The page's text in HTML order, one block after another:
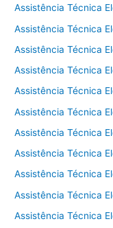
Assistência Técnica
Assistência Técnica
Assistência Técnica
Assistência Técnica
Assistência Técnica
Assistência Técnica
Assistência Técnica
Assistência Técnica
Assistência Técnica
Assistência Técnica
Assistência Técnica